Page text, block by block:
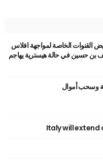
القنوات الخاصة لمواجهة افلاس
بن حسين في حالة هيسترية يهاجم
وسحب أموال
Italy will extend